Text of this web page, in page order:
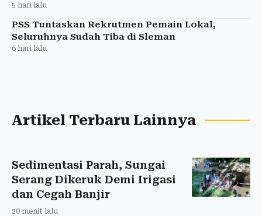
5 hari lalu
PSS Tuntaskan Rekrutmen Pemain Lokal,
Seluruhnya Sudah Tiba di Sleman
6 hari lalu
Artikel Terbaru Lainnya
Sedimentasi Parah, Sungai
Serang Dikeruk Demi Irigasi
dan Cegah Banjir
20 menit lalu